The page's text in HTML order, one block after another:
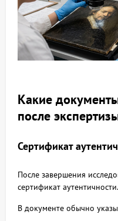
Какие
после
Сертификат
После завершения
сертификат аутентичности.
В документе обычно